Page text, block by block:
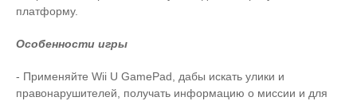
платформу.
Особенности игры
- Применяйте Wii U GamePad, дабы искать улики и
правонарушителей, получать информацию о миссии и для